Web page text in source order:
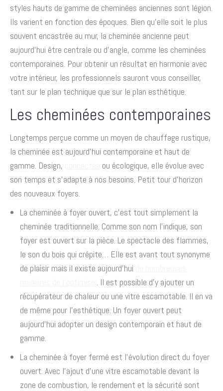
styles hauts de gamme de cheminées anciennes sont légion.
Ils varient en fonction des époques. Bien qu’elle soit le plus
souvent encastrée au mur, la cheminée ancienne peut
aujourd’hui être centrale ou d’angle, comme les cheminées
contemporaines. Pour obtenir un résultat en harmonie avec
votre intérieur, les professionnels sauront vous conseiller,
tant sur le plan technique que sur le plan esthétique.
Les cheminées contemporaines
Longtemps perçue comme un moyen de chauffage rustique,
la cheminée est aujourd’hui contemporaine et haut de
gamme. Design,
ou écologique, elle évolue avec
son temps et s’adapte à nos besoins. Petit tour d’horizon
des nouveaux foyers.
La cheminée à foyer ouvert, c’est tout simplement la
cheminée traditionnelle. Comme son nom l’indique, son
foyer est ouvert sur la pièce. Le spectacle des flammes,
le son du bois qui crépite… Elle est avant tout synonyme
de plaisir mais il existe aujourd’hui
. Il est possible d’y ajouter un
récupérateur de chaleur ou une vitre escamotable. Il en va
de même pour l’esthétique. Un foyer ouvert peut
aujourd’hui adopter un design contemporain et haut de
gamme.
La cheminée à foyer fermé est l’évolution direct du foyer
ouvert. Avec l’ajout d’une vitre escamotable devant la
zone de combustion, le rendement et la sécurité sont